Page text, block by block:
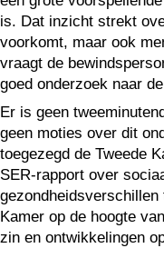
is. Dat inzicht strekt
voorkomt, maar ook
vraagt de
goed onderzoek naar
​Er is geen
geen moties over dit
toegezegd de Tweede
SER-rapport over
Kamer op de hoogte
zin en ontwikkelingen